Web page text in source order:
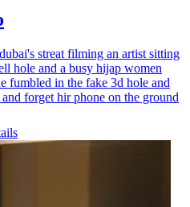
streat filming an artist sitting
hole and a busy hijap women
fumbled in the fake 3d hole and
forget hir phone on the ground